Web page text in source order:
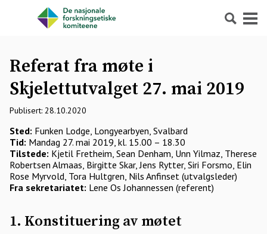
Søk Meny
Referat fra møte i
Skjelettutvalget 27. mai 2019
Publisert: 28.10.2020
Sted: Funken Lodge, Longyearbyen, Svalbard
Tid: Mandag 27. mai 2019, kl. 15.00 – 18.30
Tilstede: Kjetil Fretheim, Sean Denham, Unn Yilmaz, Therese
Robertsen Almaas, Birgitte Skar, Jens Rytter, Siri Forsmo, Elin
Rose Myrvold, Tora Hultgren, Nils Anfinset (utvalgsleder)
Fra sekretariatet: Lene Os Johannessen (referent)
1. Konstituering av møtet